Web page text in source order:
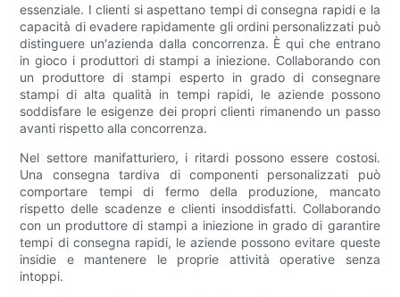
essenziale. I clienti si aspettano tempi di consegna rapidi e la
capacità di evadere rapidamente gli ordini personalizzati può
distinguere un'azienda dalla concorrenza. È qui che entrano
in gioco i produttori di stampi a iniezione. Collaborando con
un produttore di stampi esperto in grado di consegnare
stampi di alta qualità in tempi rapidi, le aziende possono
soddisfare le esigenze dei propri clienti rimanendo un passo
avanti rispetto alla concorrenza.
Nel settore manifatturiero, i ritardi possono essere costosi.
Una consegna tardiva di componenti personalizzati può
comportare tempi di fermo della produzione, mancato
rispetto delle scadenze e clienti insoddisfatti. Collaborando
con un produttore di stampi a iniezione in grado di garantire
tempi di consegna rapidi, le aziende possono evitare queste
insidie ​​e mantenere le proprie attività operative senza
intoppi.